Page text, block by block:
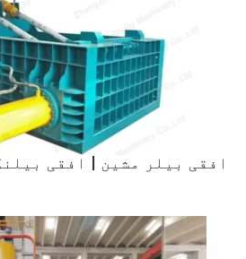
افقی بیلر مشین | افقی